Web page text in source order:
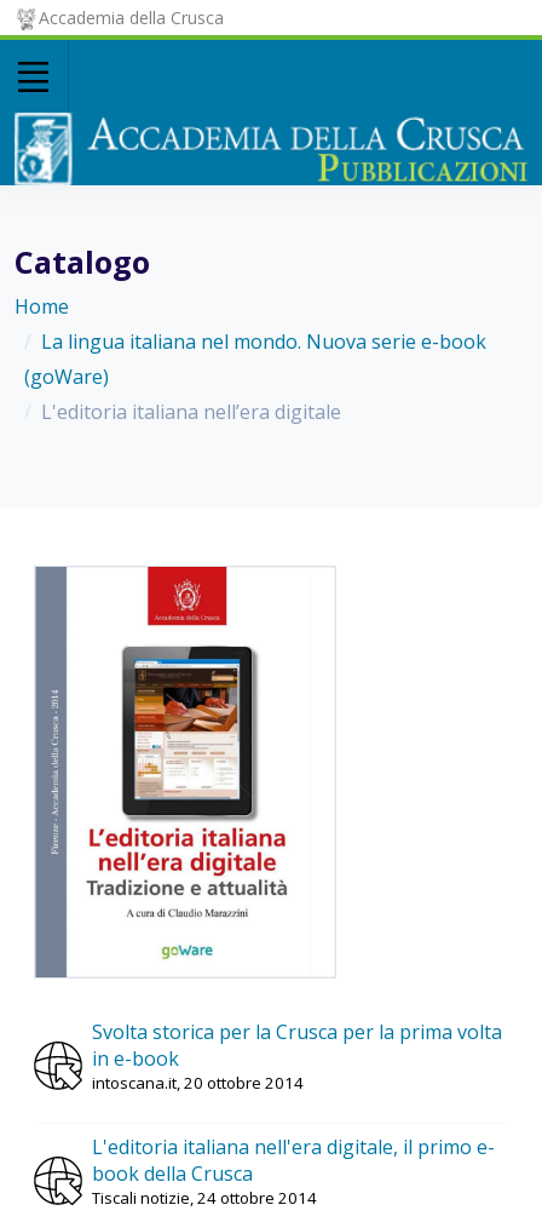
Accademia della Crusca
Catalogo
Home
La lingua italiana nel mondo. Nuova serie e-book
(goWare)
L'editoria italiana nell’era digitale
Svolta storica per la Crusca per la prima volta
in e-book
intoscana.it, 20 ottobre 2014
L'editoria italiana nell'era digitale, il primo e-
book della Crusca
Tiscali notizie, 24 ottobre 2014